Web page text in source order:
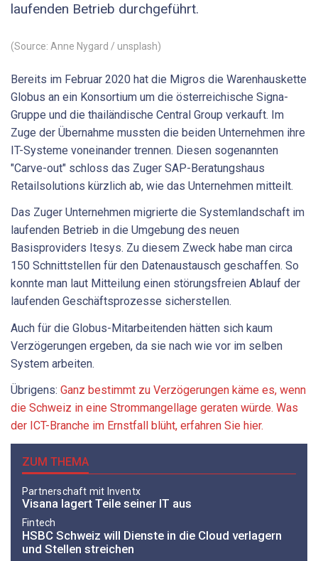
laufenden Betrieb durchgeführt.
(Source: Anne Nygard / unsplash)
Bereits im Februar 2020 hat die Migros die Warenhauskette
Globus an ein Konsortium um die österreichische Signa-
Gruppe und die thailändische Central Group verkauft. Im
Zuge der Übernahme mussten die beiden Unternehmen ihre
IT-Systeme voneinander trennen. Diesen sogenannten
"Carve-out" schloss das Zuger SAP-Beratungshaus
Retailsolutions kürzlich ab, wie das Unternehmen mitteilt.
Das Zuger Unternehmen migrierte die Systemlandschaft im
laufenden Betrieb in die Umgebung des neuen
Basisproviders Itesys. Zu diesem Zweck habe man circa
150 Schnittstellen für den Datenaustausch geschaffen. So
konnte man laut Mitteilung einen störungsfreien Ablauf der
laufenden Geschäftsprozesse sicherstellen.
Auch für die Globus-Mitarbeitenden hätten sich kaum
Verzögerungen ergeben, da sie nach wie vor im selben
System arbeiten.
Übrigens: Ganz bestimmt zu Verzögerungen käme es, wenn
die Schweiz in eine Strommangellage geraten würde. Was
der ICT-Branche im Ernstfall blüht, erfahren Sie hier.
ZUM THEMA
Partnerschaft mit Inventx
Visana lagert Teile seiner IT aus
Fintech
HSBC Schweiz will Dienste in die Cloud verlagern
und Stellen streichen